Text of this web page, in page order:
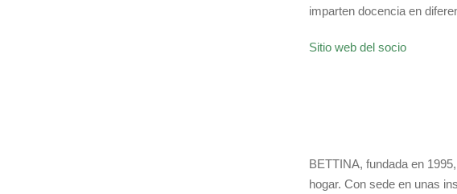
imparten docencia en
Sitio web del socio
BETTINA, fundada en
hogar. Con sede en unas